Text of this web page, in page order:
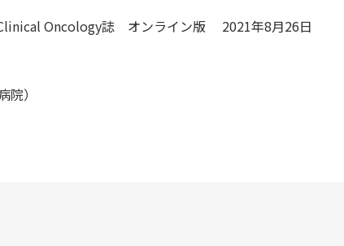
Oncology誌 オンライン版 2021年8月26日
）